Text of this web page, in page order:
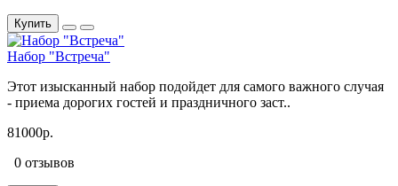
Купить
Набор "Встреча"
Этот изысканный набор подойдет для самого важного случая
- приема дорогих гостей и праздничного заст..
81000р.
0 отзывов